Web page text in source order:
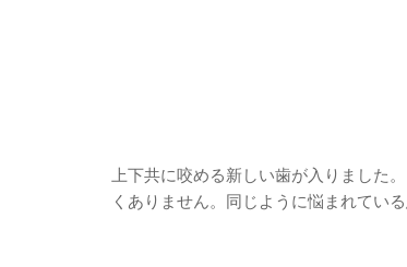
上下共に咬める新しい歯が入りました
くありません。同じように悩まれてい